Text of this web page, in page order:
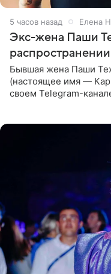
5 часов назад Елена
Экс-жена Паши
Бывшая жена Паши
(настоящее имя —
своем Telegram-